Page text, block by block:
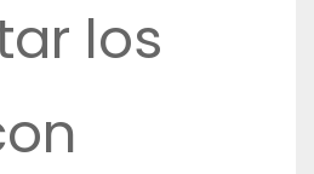
los